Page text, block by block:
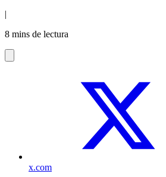
|
8 mins de lectura
x.com